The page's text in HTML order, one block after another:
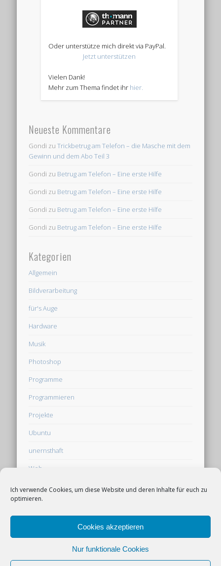
Ich verwende Cookies, um diese Website und deren Inhalte für euch zu
optimieren.
Cookies akzeptieren
Nur funktionale Cookies
Oder unterstütze mich direkt via PayPal.
Jetzt unterstützen
Vielen Dank!
Mehr zum Thema findet ihr hier.
Neueste Kommentare
Gondi zuTrickbetrug am Telefon – die Masche mit dem
Gewinn und dem Abo Teil 3
Gondi zu Betrug am Telefon – Eine erste Hilfe
Gondi zu Betrug am Telefon – Eine erste Hilfe
Gondi zu Betrug am Telefon – Eine erste Hilfe
Gondi zu Betrug am Telefon – Eine erste Hilfe
Kategorien
Allgemein
Bildverarbeitung
für's Auge
Hardware
Musik
Photoshop
Programme
Programmieren
Projekte
Ubuntu
unernsthaft
Web
Webseite
Werbung auf derpfaff.de
Cookie-Richtlinie (EU)